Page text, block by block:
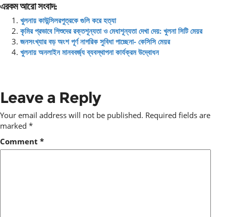
এরকম আরো সংবাদ:
খুলনায় কাউন্সিলরপুত্রকে গুলি করে হত্যা
কৃমির প্রভাবে শিশুদের রক্তশূন্যতা ও মেধাশূন্যতা দেখা দেয়: খুলনা সিটি মেয়র
জনসংখ্যার বড় অংশ পূর্ণ নাগরিক সুবিধা পাচ্ছেনা- কেসিসি মেয়র
খুলনায় অনলাইন মানববর্জ্য ব্যবস্থাপনা কার্যক্রম উদ্বোধন
Leave a Reply
Your email address will not be published. Required fields are
marked *
Comment *